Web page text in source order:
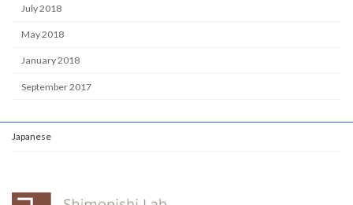
July 2018
May 2018
January 2018
September 2017
Japanese